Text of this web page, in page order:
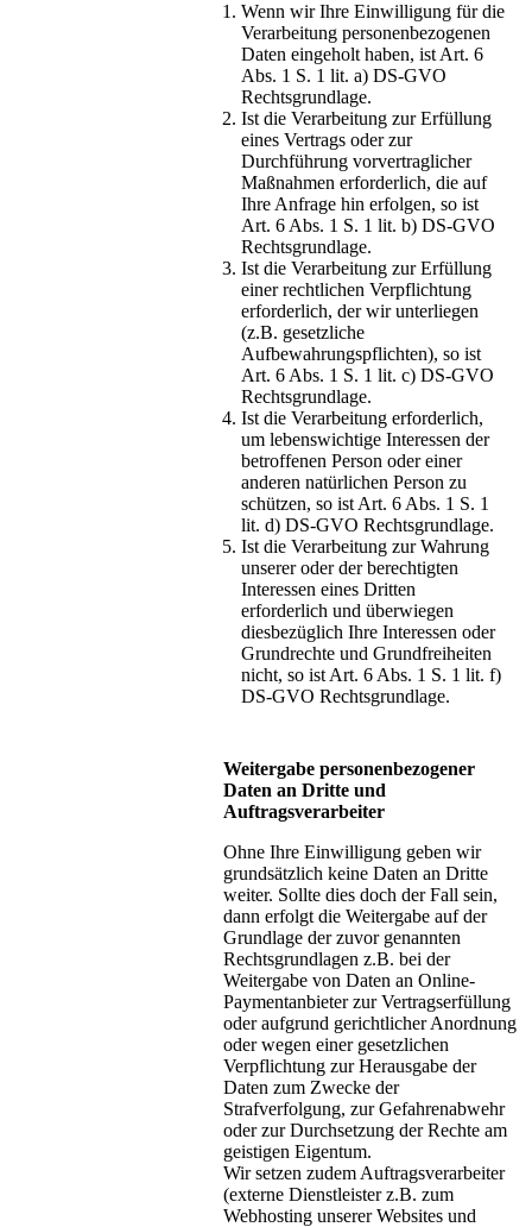
Wenn wir Ihre Einwilligung für die
Verarbeitung personenbezogenen
Daten eingeholt haben, ist Art. 6
Abs. 1 S. 1 lit. a) DS-GVO
Rechtsgrundlage.
Ist die Verarbeitung zur Erfüllung
eines Vertrags oder zur
Durchführung vorvertraglicher
Maßnahmen erforderlich, die auf
Ihre Anfrage hin erfolgen, so ist
Art. 6 Abs. 1 S. 1 lit. b) DS-GVO
Rechtsgrundlage.
Ist die Verarbeitung zur Erfüllung
einer rechtlichen Verpflichtung
erforderlich, der wir unterliegen
(z.B. gesetzliche
Aufbewahrungspflichten), so ist
Art. 6 Abs. 1 S. 1 lit. c) DS-GVO
Rechtsgrundlage.
Ist die Verarbeitung erforderlich,
um lebenswichtige Interessen der
betroffenen Person oder einer
anderen natürlichen Person zu
schützen, so ist Art. 6 Abs. 1 S. 1
lit. d) DS-GVO Rechtsgrundlage.
Ist die Verarbeitung zur Wahrung
unserer oder der berechtigten
Interessen eines Dritten
erforderlich und überwiegen
diesbezüglich Ihre Interessen oder
Grundrechte und Grundfreiheiten
nicht, so ist Art. 6 Abs. 1 S. 1 lit. f)
DS-GVO Rechtsgrundlage.
Weitergabe personenbezogener
Daten an Dritte und
Auftragsverarbeiter
Ohne Ihre Einwilligung geben wir
grundsätzlich keine Daten an Dritte
weiter. Sollte dies doch der Fall sein,
dann erfolgt die Weitergabe auf der
Grundlage der zuvor genannten
Rechtsgrundlagen z.B. bei der
Weitergabe von Daten an Online-
Paymentanbieter zur Vertragserfüllung
oder aufgrund gerichtlicher Anordnung
oder wegen einer gesetzlichen
Verpflichtung zur Herausgabe der
Daten zum Zwecke der
Strafverfolgung, zur Gefahrenabwehr
oder zur Durchsetzung der Rechte am
geistigen Eigentum.
Wir setzen zudem Auftragsverarbeiter
(externe Dienstleister z.B. zum
Webhosting unserer Websites und